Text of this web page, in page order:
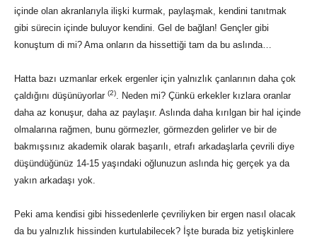
içinde olan akranlarıyla ilişki kurmak, paylaşmak, kendini tanıtmak
gibi sürecin içinde buluyor kendini. Gel de bağlan! Gençler gibi
konuştum di mi? Ama onların da hissettiği tam da bu aslında…
Hatta bazı uzmanlar erkek ergenler için yalnızlık çanlarının daha çok
çaldığını düşünüyorlar (2). Neden mi? Çünkü erkekler kızlara oranlar
daha az konuşur, daha az paylaşır. Aslında daha kırılgan bir hal içinde
olmalarına rağmen, bunu görmezler, görmezden gelirler ve bir de
bakmışsınız akademik olarak başarılı, etrafı arkadaşlarla çevrili diye
düşündüğünüz 14-15 yaşındaki oğlunuzun aslında hiç gerçek ya da
yakın arkadaşı yok.
Peki ama kendisi gibi hissedenlerle çevriliyken bir ergen nasıl olacak
da bu yalnızlık hissinden kurtulabilecek? İşte burada biz yetişkinlere